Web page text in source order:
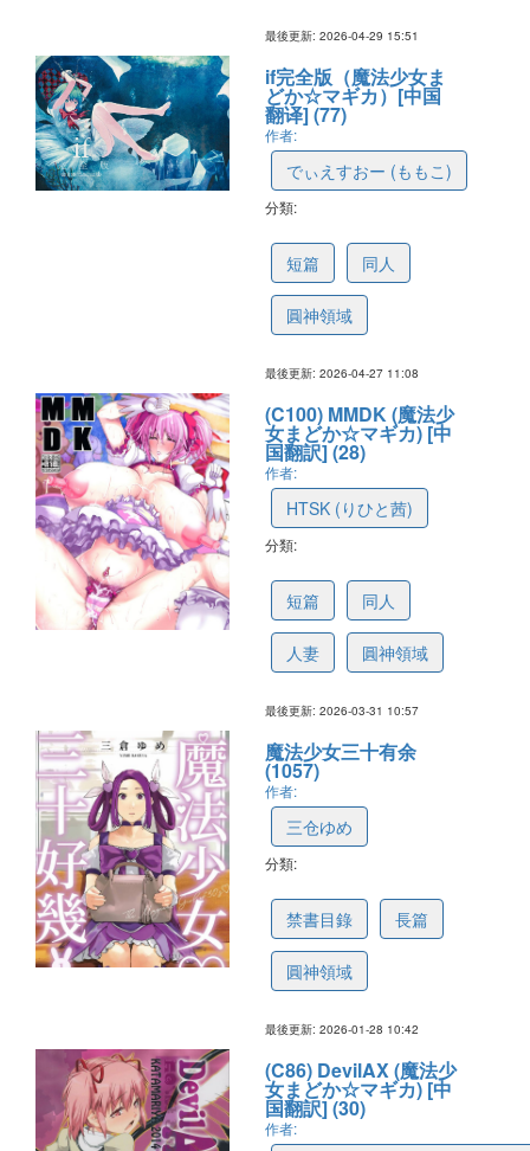
最後更新: 2026-04-29 15:51
if完全版（魔法少女ま
どか☆マギカ）[中国
翻译] (77)
作者:
でぃえすおー (ももこ)
分類:
短篇 同人
圓神領域
最後更新: 2026-04-27 11:08
(C100) MMDK (魔法少
女まどか☆マギカ) [中
国翻訳] (28)
作者:
HTSK (りひと茜)
分類:
短篇 同人
人妻 圓神領域
最後更新: 2026-03-31 10:57
魔法少女三十有余
(1057)
作者:
三仓ゆめ
分類:
禁書目錄 長篇
圓神領域
最後更新: 2026-01-28 10:42
(C86) DevilAX (魔法少
女まどか☆マギカ) [中
国翻訳] (30)
作者: